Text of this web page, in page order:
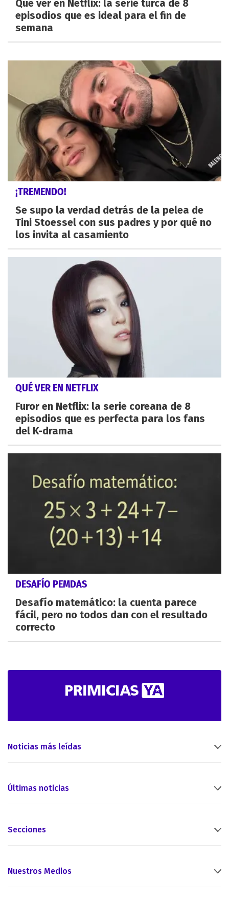
Qué ver en Netflix: la serie turca de 8
episodios que es ideal para el fin de
semana
¡TREMENDO!
Se supo la verdad detrás de la pelea de
Tini Stoessel con sus padres y por qué no
los invita al casamiento
QUÉ VER EN NETFLIX
Furor en Netflix: la serie coreana de 8
episodios que es perfecta para los fans
del K-drama
DESAFÍO PEMDAS
Desafío matemático: la cuenta parece
fácil, pero no todos dan con el resultado
correcto
Noticias más leídas
Últimas noticias
Secciones
Nuestros Medios